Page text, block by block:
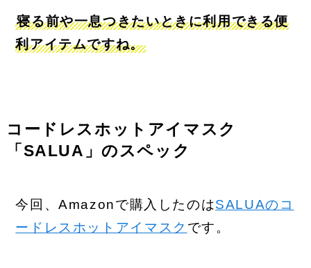
寝る前や一息つきたいときに利用できる便
利アイテムですね。
コードレスホットアイマスク
「SALUA」のスペック
今回、Amazonで購入したのはSALUAのコ
ードレスホットアイマスク です。